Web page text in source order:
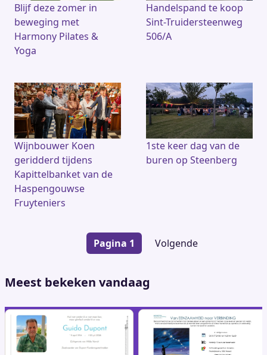
Blijf deze zomer in
beweging met
Harmony Pilates &
Yoga
Handelspand te koop
Sint-Truidersteenweg
506/A
Wijnbouwer Koen
geridderd tijdens
Kapittelbanket van de
Haspengouwse
Fruyteniers
1ste keer dag van de
buren op Steenberg
Pagina 1
Volgende
Volgende
Meest bekeken vandaag